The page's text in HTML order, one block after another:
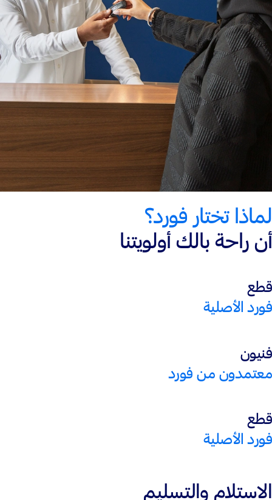
لماذا تختار فورد؟
أن راحة بالك أولويتنا
قطع
فورد الأصلية
فنيون
معتمدون من فورد
قطع
فورد الأصلية
الاستلام والتسليم